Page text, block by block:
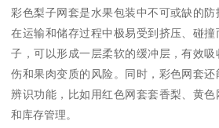
彩色梨子网套是水果包装中不可或缺的防
在运输和储存过程中极易受到挤压、碰
子，可以形成一层柔软的缓冲层，有效
伤和果肉变质的风险。同时，彩色网套
辨识功能，比如用红色网套套香梨、黄
和库存管理。